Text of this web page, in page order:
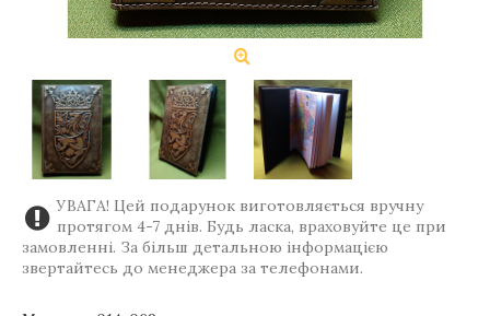
УВАГА! Цей подарунок виготовляється вручну
протягом 4-7 днів. Будь ласка, враховуйте це при
замовленні. За більш детальною інформацією
звертайтесь до менеджера за телефонами.